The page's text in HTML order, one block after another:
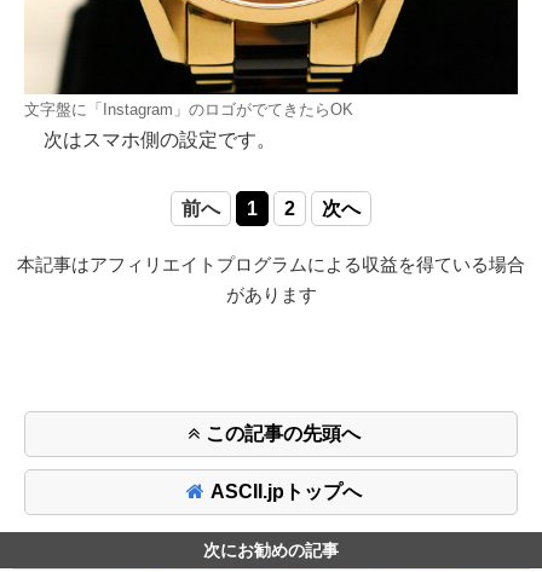
文字盤に「Instagram」のロゴがでてきたらOK
次はスマホ側の設定です。
前へ 1 2 次へ
本記事はアフィリエイトプログラムによる収益を得ている場合
があります
この記事の先頭へ
ASCII.jpトップへ
次にお勧めの記事